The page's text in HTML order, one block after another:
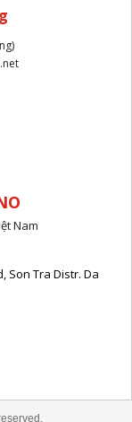
Nam
Son Tra Distr. Da